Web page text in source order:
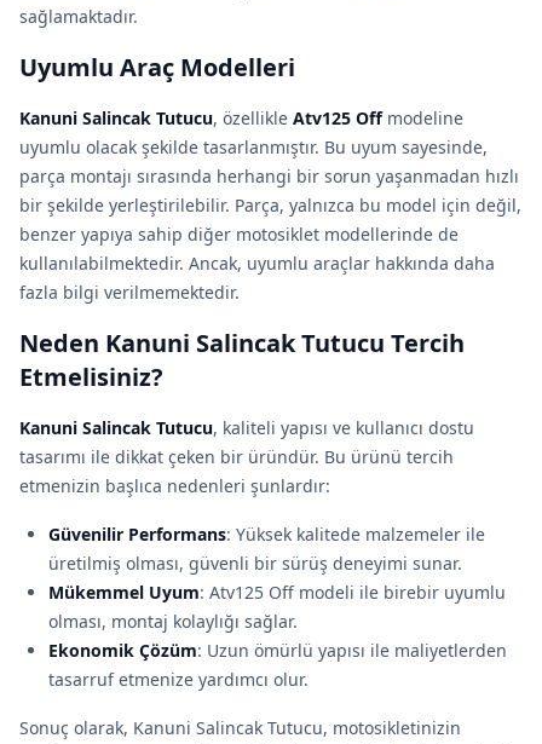
sağlamaktadır.
Uyumlu Araç Modelleri
Kanuni Salincak Tutucu, özellikle Atv125 Offmodeline
uyumlu olacak şekilde tasarlanmıştır. Bu uyum sayesinde,
parça montajı sırasında herhangi bir sorun yaşanmadan hızlı
bir şekilde yerleştirilebilir. Parça, yalnızca bu model için değil,
benzer yapıya sahip diğer motosiklet modellerinde de
kullanılabilmektedir. Ancak, uyumlu araçlar hakkında daha
fazla bilgi verilmemektedir.
Neden Kanuni Salincak Tutucu Tercih
Etmelisiniz?
Kanuni Salincak Tutucu, kaliteli yapısı ve kullanıcı dostu
tasarımı ile dikkat çeken bir üründür. Bu ürünü tercih
etmenizin başlıca nedenleri şunlardır:
Güvenilir Performans: Yüksek kalitede malzemeler ile
üretilmiş olması, güvenli bir sürüş deneyimi sunar.
Mükemmel Uyum: Atv125 Off modeli ile birebir uyumlu
olması, montaj kolaylığı sağlar.
Ekonomik Çözüm: Uzun ömürlü yapısı ile maliyetlerden
tasarruf etmenize yardımcı olur.
Sonuç olarak, Kanuni Salincak Tutucu, motosikletinizin